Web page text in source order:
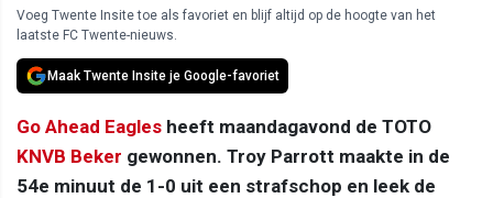
Voeg Twente Insite toe als favoriet en blijf altijd op de hoogte van het
laatste FC Twente-nieuws.
Maak Twente Insite je Google-favoriet
Go Ahead Eagles heeft maandagavond de TOTO
KNVB Beker gewonnen. Troy Parrott maakte in de
54e minuut de 1-0 uit een strafschop en leek de